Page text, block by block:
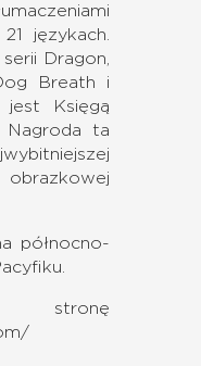
językach.
Dragon,
Breath i
Księgą
Nagroda ta
obrazkowej
północno-
stronę